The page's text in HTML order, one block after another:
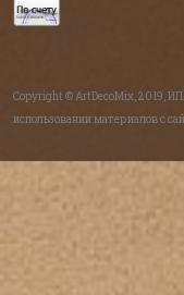
Copyright © ArtDecoMix, 2019,
использовании материалов с